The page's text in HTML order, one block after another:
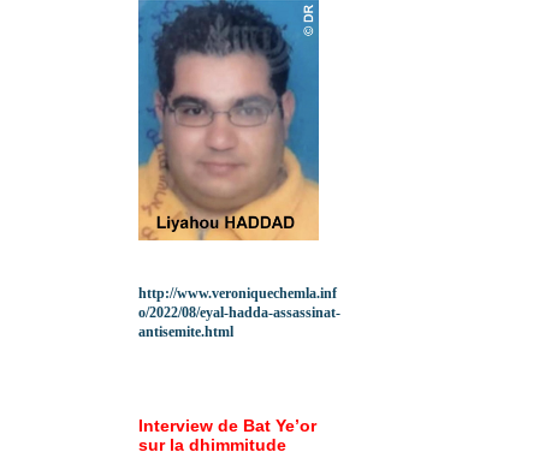
http://www.veroniquechemla.inf
o/2022/08/eyal-hadda-assassinat-
antisemite.html
Interview de Bat Ye’or
sur la dhimmitude